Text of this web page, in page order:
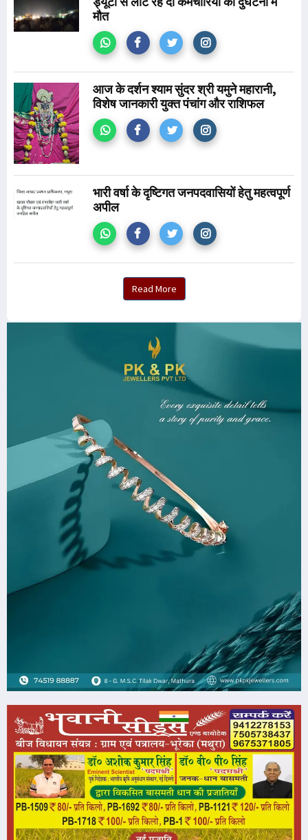
मौत
आज के दर्शन श्याम सुंदर श्री यमुने महारानी,
विशेष जानकारी युक्त पंचांग और राशिफल
भारी वर्षा के दृष्टिगत जनपदवासियों हेतु महत्वपूर्ण
अपील
Read More